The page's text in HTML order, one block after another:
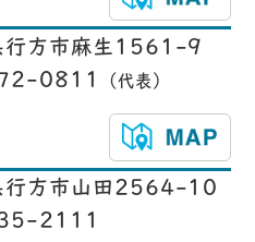
方市麻生1561-9
72-0811
（代表）
方市山田2564-10
35-2111